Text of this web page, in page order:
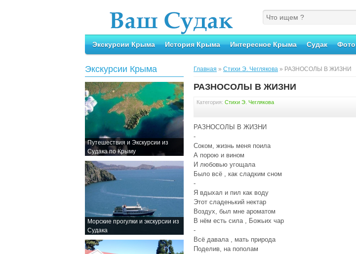
Экскурсии Крыма История Крыма Интересное Крыма Судак Фото
Экскурсии Крыма
Путешествия и Экскурсии из
Судака по Крыму
Морские прогулки и экскурсии из
Судака
Главная » Стихи Э. Чеглякова » РАЗНОСОЛЫ В ЖИЗНИ
РАЗНОСОЛЫ В ЖИЗНИ
Категория: Стихи Э. Чеглякова
РАЗНОСОЛЫ В ЖИЗНИ
-
Соком, жизнь меня поила
А порою и вином
И любовью угощала
Было всё , как сладким сном
-
Я вдыхал и пил как воду
Этот сладенький нектар
Воздух, был мне ароматом
В нём есть сила , Божьих чар
-
Всё давала , мать природа
Поделив, на пополам